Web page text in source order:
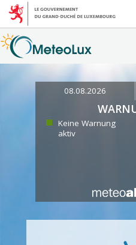
08.08.2026
Keine Warnung
aktiv